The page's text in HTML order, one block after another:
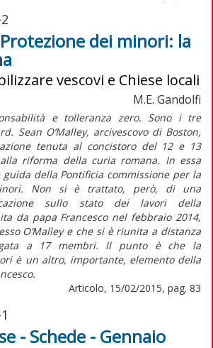
dei minori: la
vescovi e Chiese locali
M.E. Gandolfi
e tolleranza zero. Sono i tre
Sean O’Malley, arcivescovo di Boston,
tenuta al concistoro del 12 e 13
riforma della curia romana. In essa
della Pontificia commissione per la
Non si è trattato, però, di una
sullo stato dei lavori della
da papa Francesco nel febbraio 2014,
O’Malley e che si è riunita a distanza
a 17 membri. Il punto è che la
è un altro, importante, elemento della
Articolo, 15/02/2015, pag. 83
- Schede - Gennaio